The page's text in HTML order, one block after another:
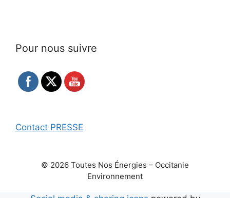
Pour nous suivre
Contact PRESSE
© 2026 Toutes Nos Énergies – Occitanie
Environnement